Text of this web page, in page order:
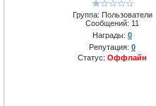
Группа: Пользователи
Сообщений: 11
Награды: 0
Репутация: 0
Статус: Оффлайн